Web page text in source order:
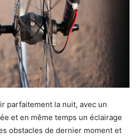
parfaitement la nuit, avec un
et en même temps un éclairage
obstacles de dernier moment et